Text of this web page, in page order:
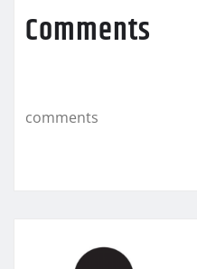
b
o
k
r σ
τ
Comments
comments